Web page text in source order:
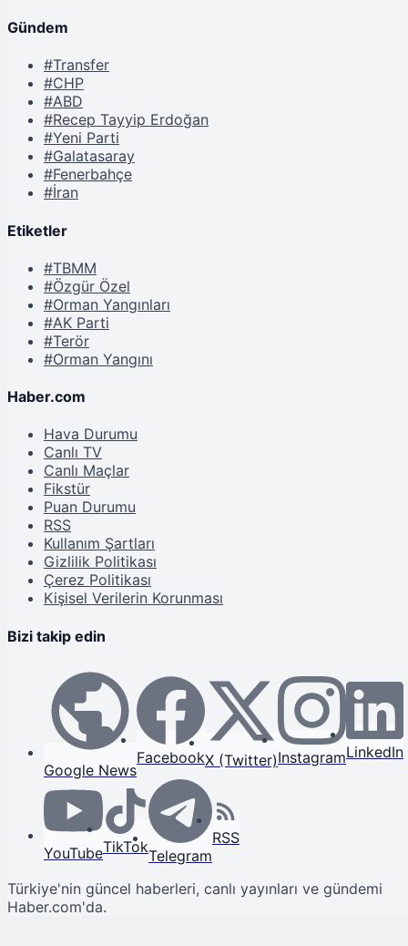
Gündem
#Transfer
#CHP
#ABD
#Recep Tayyip Erdoğan
#Yeni Parti
#Galatasaray
#Fenerbahçe
#İran
Etiketler
#TBMM
#Özgür Özel
#Orman Yangınları
#AK Parti
#Terör
#Orman Yangını
Haber.com
Hava Durumu
Canlı TV
Canlı Maçlar
Fikstür
Puan Durumu
RSS
Kullanım Şartları
Gizlilik Politikası
Çerez Politikası
Kişisel Verilerin Korunması
Bizi takip edin
Google News
FacebookX (Twitter)InstagramLinkedIn
YouTubeTikTokTelegram
RSS
Türkiye'nin güncel haberleri, canlı yayınları ve gündemi
Haber.com'da.